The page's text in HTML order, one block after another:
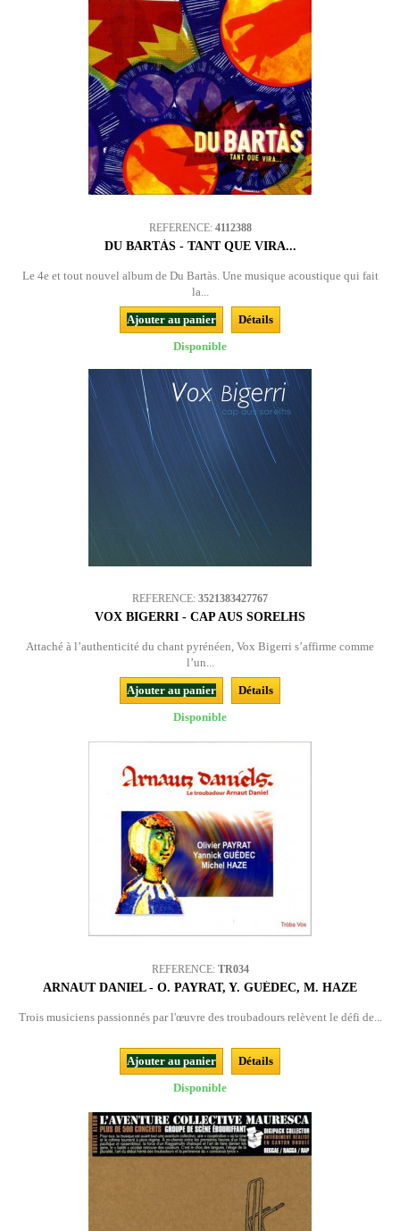
REFERENCE: 4112388
DU BARTÀS - TANT QUE VIRA...
Le 4e et tout nouvel album de Du Bartàs. Une musique acoustique qui fait
la...
Ajouter au panier
Détails
Disponible
REFERENCE: 3521383427767
VOX BIGERRI - CAP AUS SORELHS
Attaché à l’authenticité du chant pyrénéen, Vox Bigerri s’affirme comme
l’un...
Ajouter au panier
Détails
Disponible
REFERENCE: TR034
ARNAUT DANIEL - O. PAYRAT, Y. GUÉDEC, M. HAZE
Trois musiciens passionnés par l'œuvre des troubadours relèvent le défi de...
Ajouter au panier
Détails
Disponible